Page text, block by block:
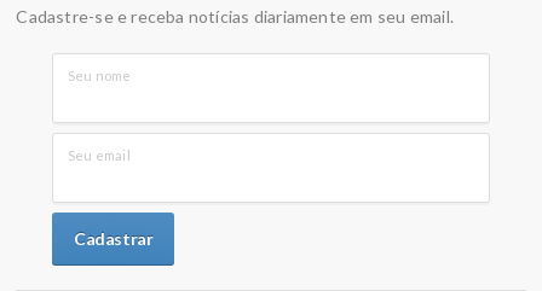
Cadastre-se e receba notícias diariamente em seu email.
Seu nome
Seu email